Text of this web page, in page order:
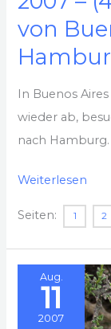
von
In Buenos
wieder ab,
nach Hamburg.
2007
Frachtschiffreise
Buenos
Aires
Weiterlesen
Seiten: 1 2
Aug.
11
2007